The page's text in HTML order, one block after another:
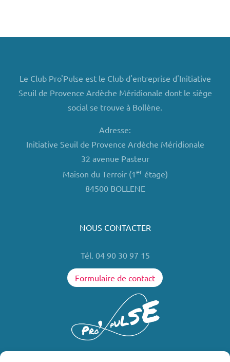
Le Club Pro'Pulse est le Club d'entreprise d'Initiative
Seuil de Provence Ardèche Méridionale dont le siège
social se trouve à Bollène.
Adresse:
Initiative Seuil de Provence Ardèche Méridionale
32 avenue Pasteur
Maison du Terroir (1erétage)
84500 BOLLENE
NOUS CONTACTER
Tél. 04 90 30 97 15
Formulaire de contact